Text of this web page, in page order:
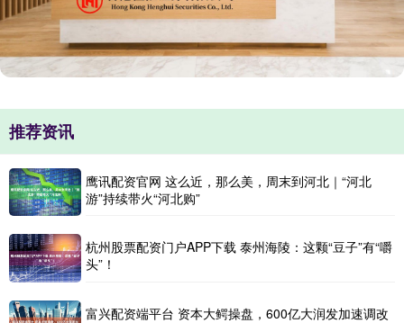
推荐资讯
鹰讯配资官网 这么近，那么美，周末到河北｜“河北
游”持续带火“河北购”
杭州股票配资门户APP下载 泰州海陵：这颗“豆子”有“嚼
头”！
富兴配资端平台 资本大鳄操盘，600亿大润发加速调改